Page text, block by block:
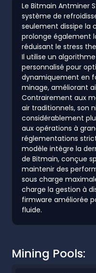
Le Bitmain Antminer
système de
seulement dissipe la
prolonge également
réduisant le stress
Il utilise un
personnalisé pour
dynamiquement en
minage, améliorant
Contrairement aux
air traditionnels, son
considérablement
aux opérations à
réglementations
modèle intègre la
de Bitmain, conçue
maintenir des
sous charge
charge la gestion à
firmware améliorée
fluide.
Mining Pools: